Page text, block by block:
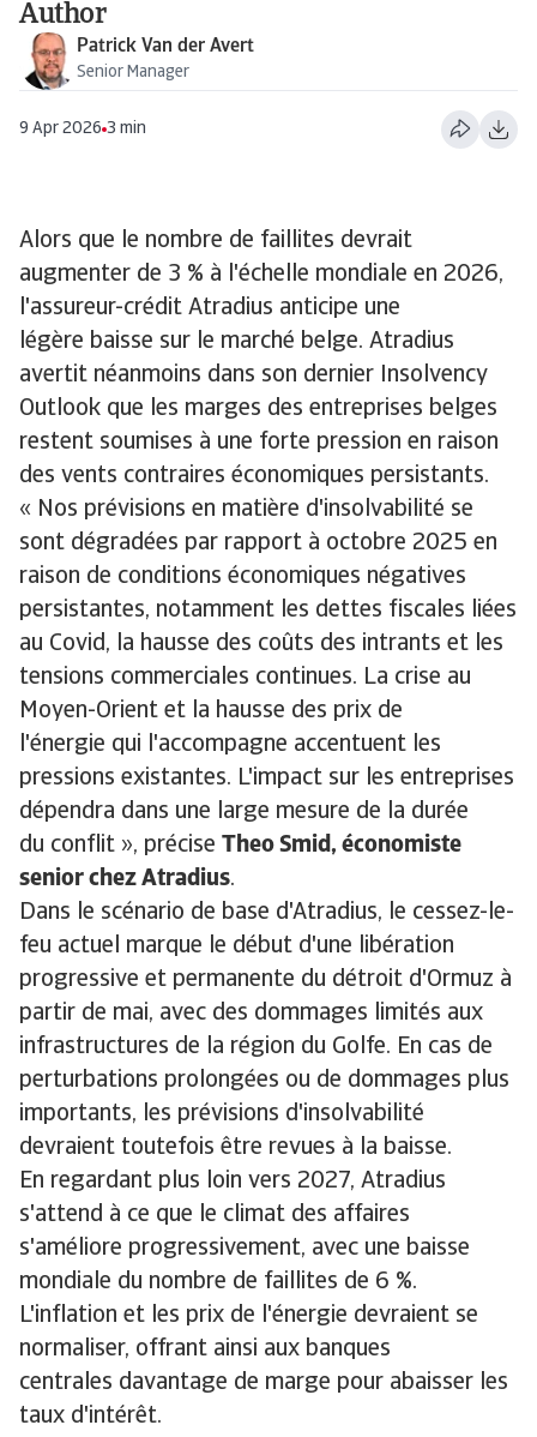
Author
Patrick Van der Avert
Senior Manager
9 Apr 2026 3 min
Alors que le nombre de faillites devrait
augmenter de 3 % à l'échelle mondiale en 2026,
l'assureur-crédit Atradius anticipe une
légère baisse sur le marché belge. Atradius
avertit néanmoins dans son dernier Insolvency
Outlook que les marges des entreprises belges
restent soumises à une forte pression en raison
des vents contraires économiques persistants.
« Nos prévisions en matière d'insolvabilité se
sont dégradées par rapport à octobre 2025 en
raison de conditions économiques négatives
persistantes, notamment les dettes fiscales liées
au Covid, la hausse des coûts des intrants et les
tensions commerciales continues. La crise au
Moyen-Orient et la hausse des prix de
l'énergie qui l'accompagne accentuent les
pressions existantes. L'impact sur les entreprises
dépendra dans une large mesure de la durée
du conflit », précise Theo Smid, économiste
senior chez Atradius.
Dans le scénario de base d'Atradius, le cessez-le-
feu actuel marque le début d'une libération
progressive et permanente du détroit d'Ormuz à
partir de mai, avec des dommages limités aux
infrastructures de la région du Golfe. En cas de
perturbations prolongées ou de dommages plus
importants, les prévisions d'insolvabilité
devraient toutefois être revues à la baisse.
En regardant plus loin vers 2027, Atradius
s'attend à ce que le climat des affaires
s'améliore progressivement, avec une baisse
mondiale du nombre de faillites de 6 %.
L'inflation et les prix de l'énergie devraient se
normaliser, offrant ainsi aux banques
centrales davantage de marge pour abaisser les
taux d'intérêt.